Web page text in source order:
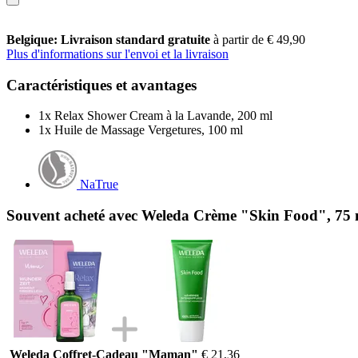
Belgique: Livraison standard gratuite à partir de € 49,90
Plus d'informations sur l'envoi et la livraison
Caractéristiques et avantages
1x Relax Shower Cream à la Lavande, 200 ml
1x Huile de Massage Vergetures, 100 ml
NaTrue
Souvent acheté avec Weleda Crème "Skin Food", 75
Weleda Coffret-Cadeau "Maman" € 21,36